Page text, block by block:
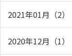
2021年01月（2）
2020年12月（1）